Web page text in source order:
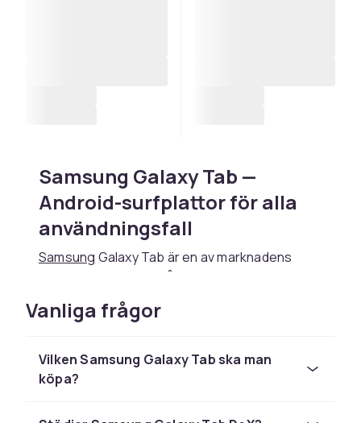
Samsung Galaxy Tab —
Android-surfplattor för alla
användningsfall
Samsung Galaxy Tab är en av marknadens
mest populära och mångsidiga Android-
modeller täcker Galaxy Tab allt från prisvänliga
användning till kraftfulla professionella
toppmodeller med högupplösta AMOLED-
skärmar och avancerad S Pen-stöd. Hos CDON
Vanliga frågor
Vilken Samsung Galaxy Tab ska man
köpa?